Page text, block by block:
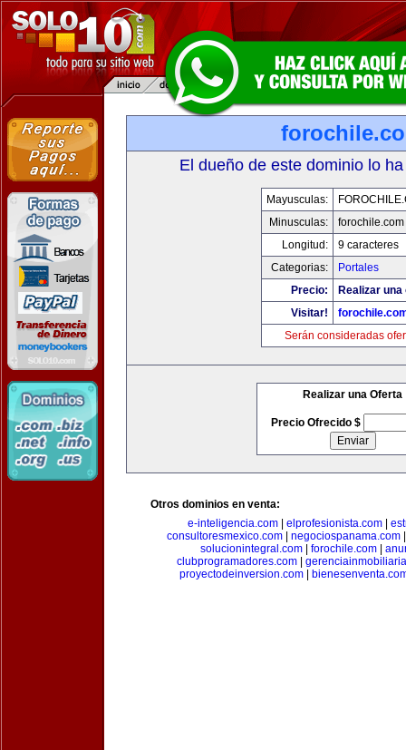
El dueño de este dominio lo
Mayusculas:
Minusculas:
forochile.com
Longitud:
9 caracteres
Categorias:
Portales
Precio:
Realizar
Visitar!
Serán consideradas
Realizar una Oferta
Precio Ofrecido $
Otros dominios en venta:
e-inteligencia.com
elprofesionista.com
consultoresmexico.com| negociospanama.com
solucionintegral.com| forochile.com|
clubprogramadores.com
proyectodeinversion.com|